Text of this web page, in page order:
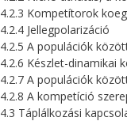
4.2.3 Kompetítorok
4.2.4 Jellegpolarizáció
4.2.5 A populációk
4.2.6 Készlet-dinamikai
4.2.7 A populációk
4.2.8 A kompetíció
4.3 Táplálkozási